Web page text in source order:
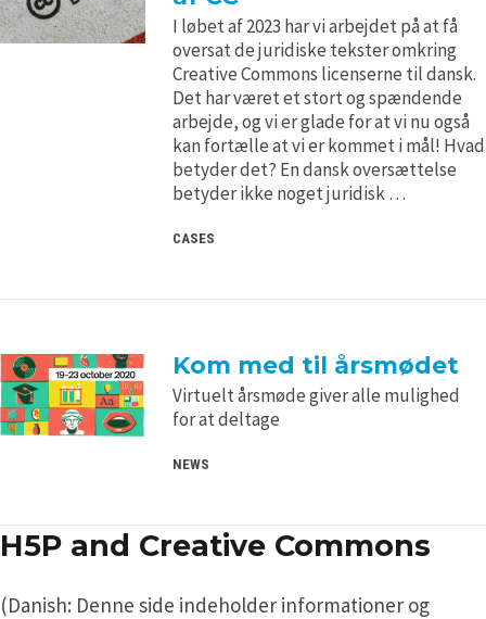
I løbet af 2023 har vi arbejdet på at få
oversat de juridiske tekster omkring
Creative Commons licenserne til dansk.
Det har været et stort og spændende
arbejde, og vi er glade for at vi nu også
kan fortælle at vi er kommet i mål! Hvad
betyder det? En dansk oversættelse
betyder ikke noget juridisk …
CASES
Kom med til årsmødet
Virtuelt årsmøde giver alle mulighed
for at deltage
NEWS
H5P and Creative Commons
(Danish: Denne side indeholder informationer og